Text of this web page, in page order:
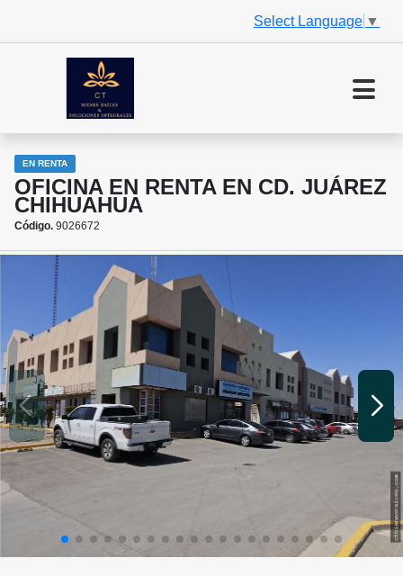
Select Language ▼
EN RENTA
OFICINA EN RENTA EN CD. JUÁREZ
CHIHUAHUA
Código. 9026672